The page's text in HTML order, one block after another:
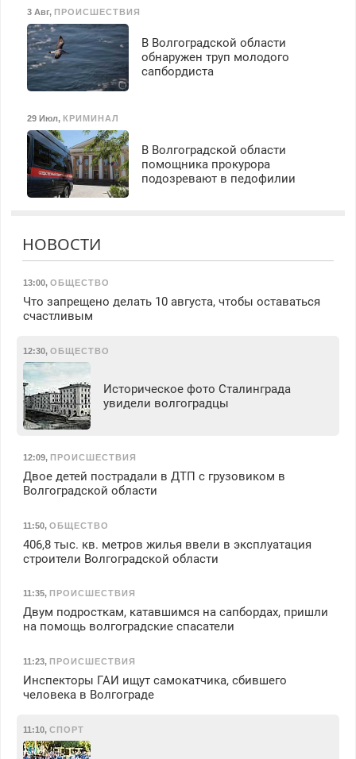
3 Авг, ПРОИСШЕСТВИЯ
В Волгоградской области
обнаружен труп молодого
сапбордиста
29 Июл, КРИМИНАЛ
В Волгоградской области
помощника прокурора
подозревают в педофилии
НОВОСТИ
13:00, ОБЩЕСТВО
Что запрещено делать 10 августа, чтобы оставаться
счастливым
12:30, ОБЩЕСТВО
Историческое фото Сталинграда
увидели волгоградцы
12:09, ПРОИСШЕСТВИЯ
Двое детей пострадали в ДТП с грузовиком в
Волгоградской области
11:50, ОБЩЕСТВО
406,8 тыс. кв. метров жилья ввели в эксплуатация
строители Волгоградской области
11:35, ПРОИСШЕСТВИЯ
Двум подросткам, катавшимся на сапбордах, пришли
на помощь волгоградские спасатели
11:23, ПРОИСШЕСТВИЯ
Инспекторы ГАИ ищут самокатчика, сбившего
человека в Волгограде
11:10, СПОРТ